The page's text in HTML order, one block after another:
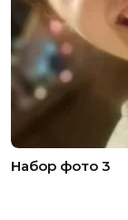
Набор фото 3